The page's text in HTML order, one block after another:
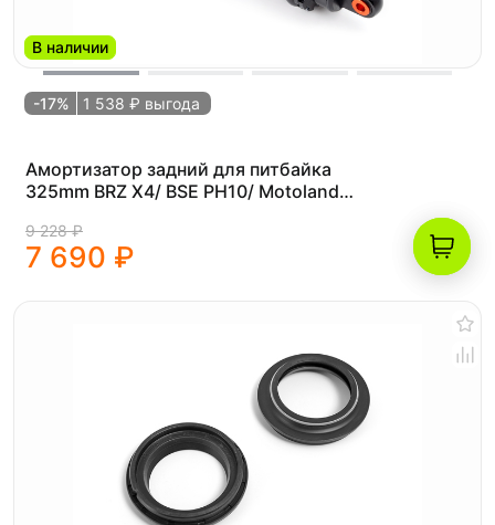
В наличии
-17% 1 538 ₽ выгода
Амортизатор задний для питбайка
325mm BRZ X4/ BSE PH10/ Motoland
9 228 ₽
7 690 ₽